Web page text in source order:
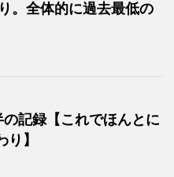
。全体的に過去最低の
記録【これでほんとに
り】